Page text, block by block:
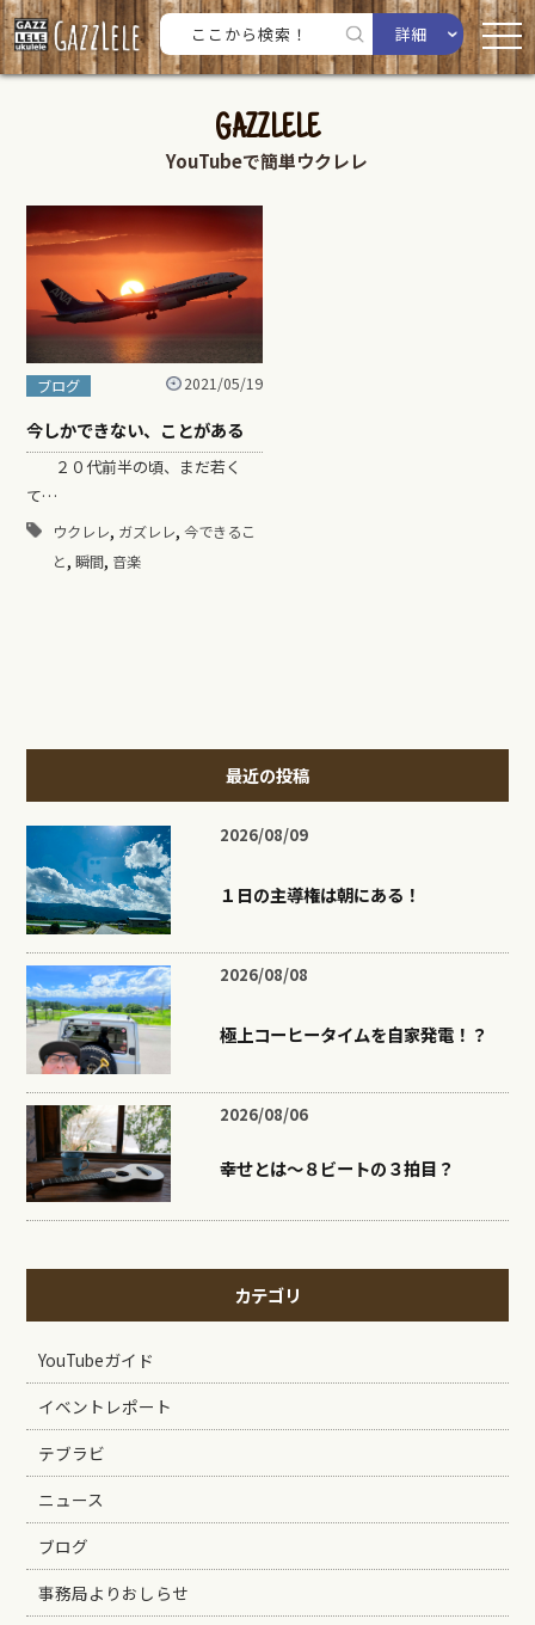
詳細
GAZZLELE
YouTubeで簡単ウクレレ
ブログ 2021/05/19
今しかできない、ことがある
２０代前半の頃、まだ若く
て…
ウクレレ, ガズレレ, 今できるこ
と, 瞬間, 音楽
最近の投稿
2026/08/09
１日の主導権は朝にある！
2026/08/08
極上コーヒータイムを自家発電！？
2026/08/06
幸せとは〜８ビートの３拍目？
カテゴリ
YouTubeガイド
イベントレポート
テブラビ
ニュース
ブログ
事務局よりおしらせ